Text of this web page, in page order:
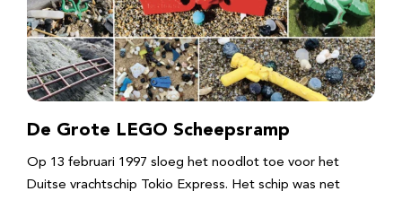
De Grote LEGO Scheepsramp
Op 13 februari 1997 sloeg het noodlot toe voor het
Duitse vrachtschip Tokio Express. Het schip was net